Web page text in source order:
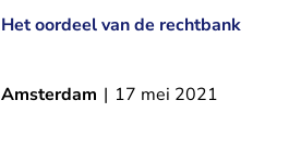
Het oordeel van de rechtbank
Amsterdam | 17 mei 2021